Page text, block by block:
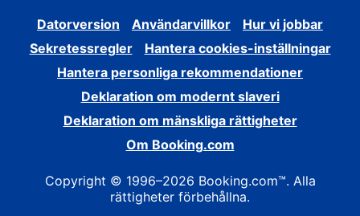
Datorversion Användarvillkor
Hur vi jobbar
Sekretessregler
Hantera cookies-inställningar
Hantera personliga rekommendationer
Deklaration om modernt slaveri
Deklaration om mänskliga rättigheter
Om Booking.com
Copyright © 1996–2026 Booking.com™. Alla
rättigheter förbehållna.